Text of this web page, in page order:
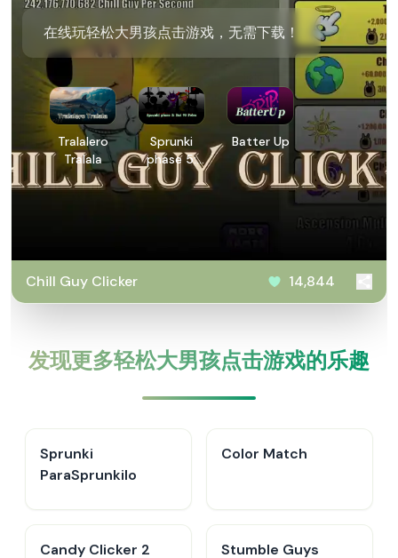
在线玩轻松大男孩点击游戏，无需下载！
Tralalero
Tralala
Sprunki
phase 5:
But 90
Polos
Batter Up
Chill Guy Clicker 14,844
发现更多轻松大男孩点击游戏的乐趣
Sprunki
ParaSprunkilo
Color Match
Candy Clicker 2 Stumble Guys